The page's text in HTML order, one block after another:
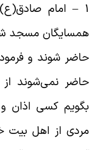
1 – امام صادق(ع)
مسجد
شوند و
نمى‌‏شوند از
کسى اذان و
از اهل بیت